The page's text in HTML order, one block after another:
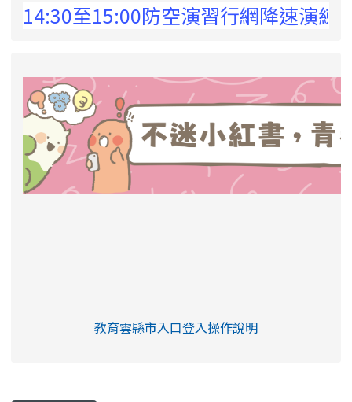
15:00防空演習行網降速演練，請預為
link to https://eliteracy.edu.tw/Shorts/
教育雲縣市入口登入操作說明